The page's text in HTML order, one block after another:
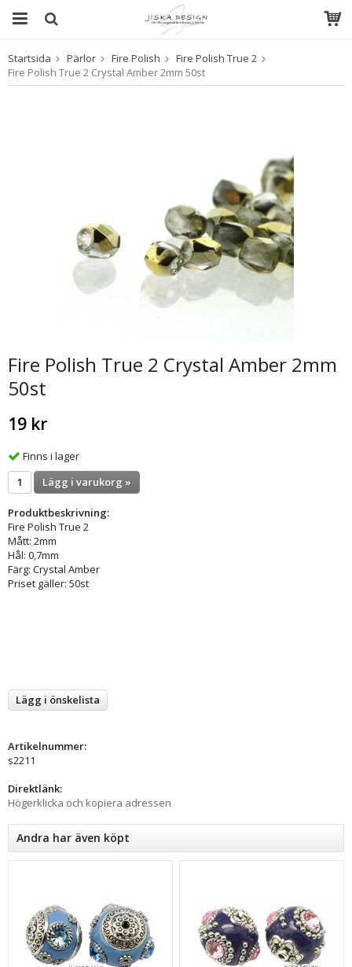
Produkten har blivit tillagd i varukorgen
Startsida Pärlor Fire Polish
Fire Polish True 2
Fire Polish True 2 Crystal Amber 2mm 50st
Fire Polish True 2 Crystal Amber 2mm
50st
19 kr
Finns i lager
Lägg i varukorg »
Produktbeskrivning:
Fire Polish True 2
Mått: 2mm
Hål: 0,7mm
Färg: Crystal Amber
Priset gäller: 50st
Lägg i önskelista
Artikelnummer:
s2211
Direktlänk:
Högerklicka och kopiera adressen
Andra har även köpt